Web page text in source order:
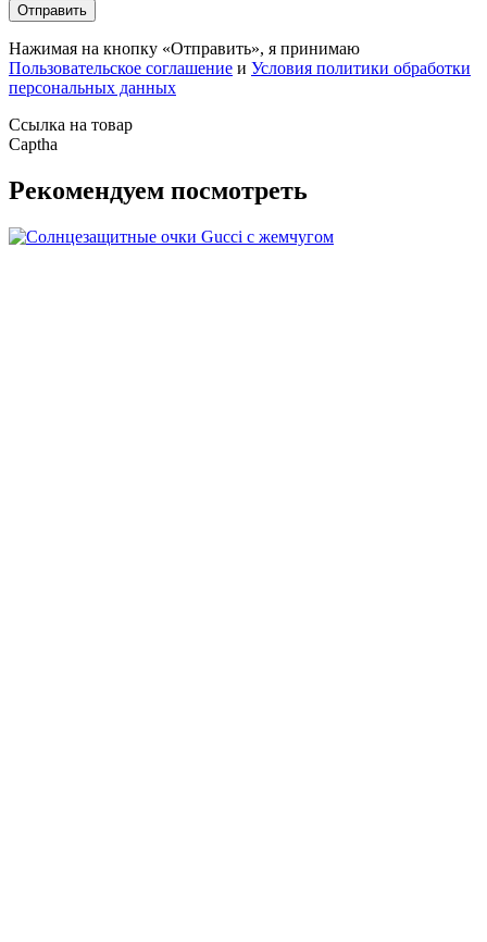
Отправить
Нажимая на кнопку «Отправить», я принимаю
Пользовательское соглашение и Условия политики обработки
персональных данных
Ссылка на товар
Captha
Рекомендуем посмотреть